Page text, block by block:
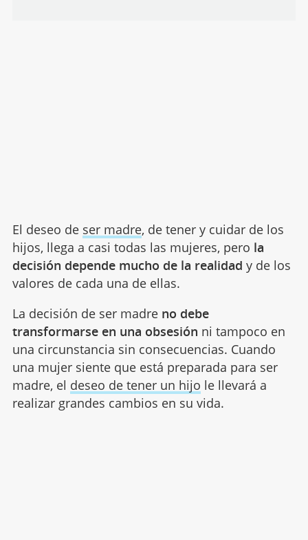
El deseo de ser madre, de tener y cuidar de los
hijos, llega a casi todas las mujeres, pero la
decisión depende mucho de la realidad y de los
valores de cada una de ellas.
La decisión de ser madre no debe
transformarse en una obsesión ni tampoco en
una circunstancia sin consecuencias. Cuando
una mujer siente que está preparada para ser
madre, el deseo de tener un hijo le llevará a
realizar grandes cambios en su vida.